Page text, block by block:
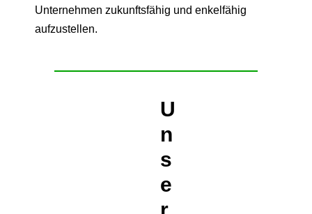
Unternehmen zukunftsfähig und enkelfähig
aufzustellen.
U
n
s
e
r